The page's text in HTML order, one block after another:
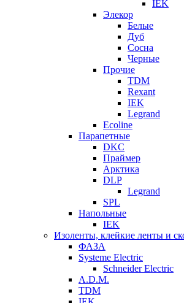
IEK
Элекор
Белые
Дуб
Сосна
Черные
Прочие
TDM
Rexant
IEK
Legrand
Ecoline
Парапетные
DKC
Праймер
Арктика
DLP
Legrand
SPL
Напольные
IEK
Изоленты, клейкие ленты и
ФАЗА
Systeme Electric
Schneider Electric
A.D.M.
TDM